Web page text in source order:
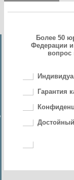
Более 50
Федерации
вопрос
Гарантия